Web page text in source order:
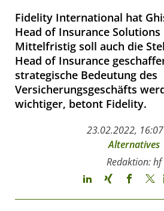
Fidelity International hat
Head of Insurance
Mittelfristig soll auch die
Head of Insurance
strategische Bedeutung des
Versicherungsgeschäfts
wichtiger, betont Fidelity.
23.02.2022,
Alternatives
Redaktion: hf